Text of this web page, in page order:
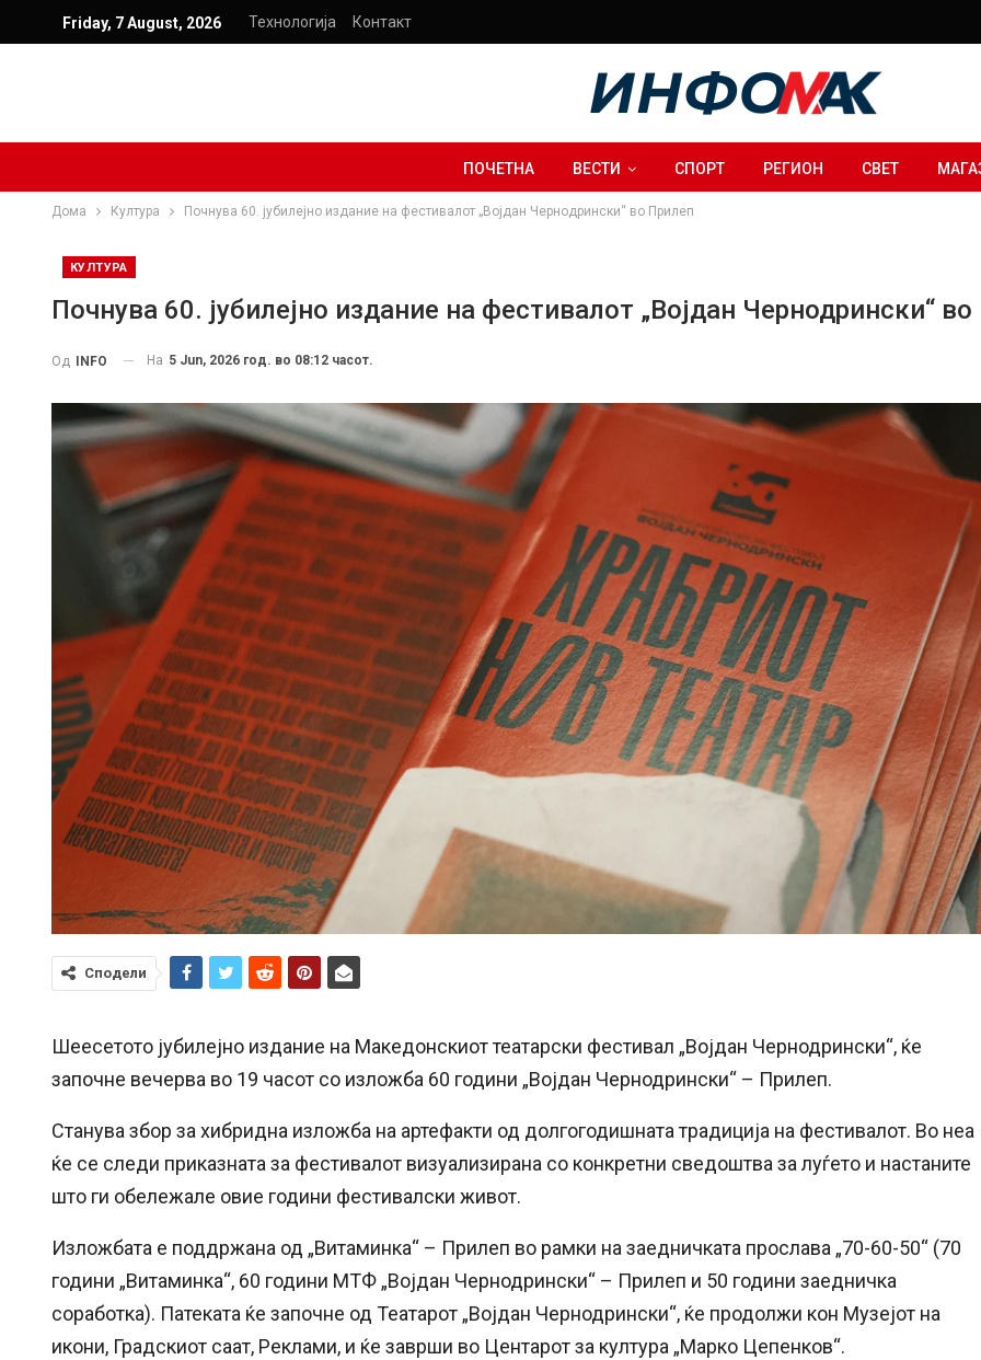
Friday, 7 August, 2026 Технологија Контакт
ПОЧЕТНА ВЕСТИ СПОРТ РЕГИОН СВЕТ
Дома Култура Почнува 60. јубилејно издание на фестивалот „Војдан Чернодрински“ во Прилеп
КУЛТУРА
Почнува 60. јубилејно издание на фестивалот „Војдан Чернодрински“
Од INFO На 5 Jun, 2026 год. во 08:12 часот.
Сподели
Шеесетото јубилејно издание на Македонскиот театарски фестивал „Војдан Чернодрински“, ќе
започне вечерва во 19 часот со изложба 60 години „Војдан Чернодрински“ – Прилеп.
Станува збор за хибридна изложба на артефакти од долгогодишната традиција на фестивалот. Во неа
ќе се следи приказната за фестивалот визуализирана со конкретни сведоштва за луѓето и настаните
што ги обележале овие години фестивалски живот.
Изложбата е поддржана од „Витаминка“ – Прилеп во рамки на заедничката прослава „70-60-50“ (70
години „Витаминка“, 60 години МТФ „Војдан Чернодрински“ – Прилеп и 50 години заедничка
соработка). Патеката ќе започне од Театарот „Војдан Чернодрински“, ќе продолжи кон Музејот на
икони, Градскиот саат, Реклами, и ќе заврши во Центарот за култура „Марко Цепенков“.